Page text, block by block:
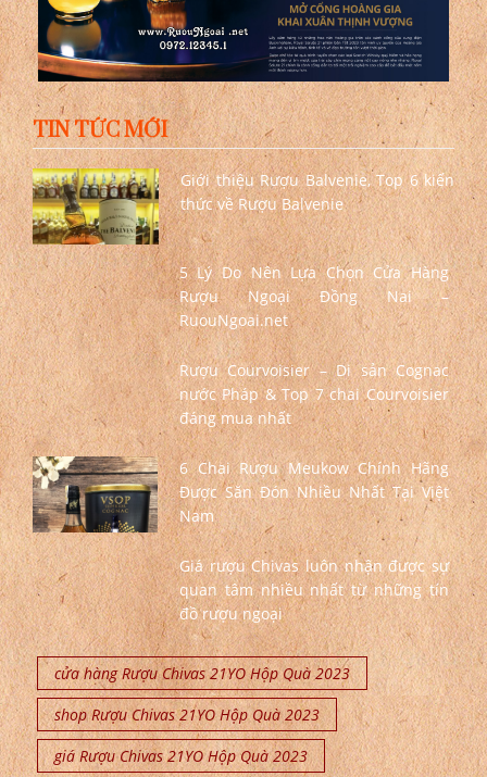
TIN TỨC MỚI
Giới thiệu Rượu Balvenie, Top 6 kiến
thức về Rượu Balvenie
5 Lý Do Nên Lựa Chọn Cửa Hàng
Rượu Ngoại Đồng Nai –
RuouNgoai.net
Rượu Courvoisier – Di sản Cognac
nước Pháp & Top 7 chai Courvoisier
đáng mua nhất
6 Chai Rượu Meukow Chính Hãng
Được Săn Đón Nhiều Nhất Tại Việt
Nam
Giá rượu Chivas luôn nhận được sự
quan tâm nhiều nhất từ những tín
đồ rượu ngoại
cửa hàng Rượu Chivas 21YO Hộp Quà 2023
shop Rượu Chivas 21YO Hộp Quà 2023
giá Rượu Chivas 21YO Hộp Quà 2023